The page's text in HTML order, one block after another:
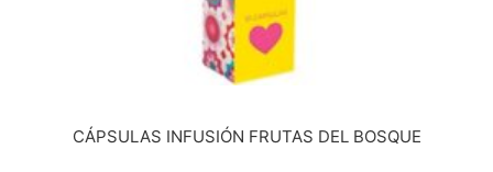
CÁPSULAS INFUSIÓN FRUTAS DEL BOSQUE